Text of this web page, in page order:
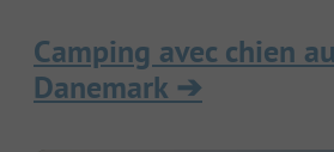
Camping avec chien au
Danemark➔